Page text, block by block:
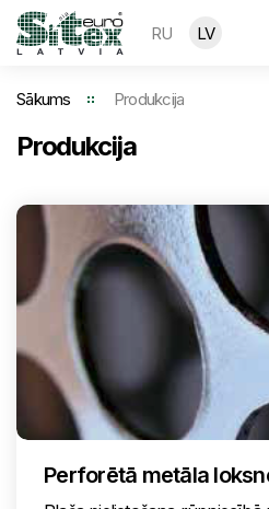
RU LV
Sākums Produkcija
Produkcija
Perforētā metāla